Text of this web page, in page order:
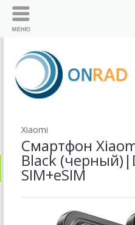
Xiaomi
Смартфон
Black
SIM+eSIM